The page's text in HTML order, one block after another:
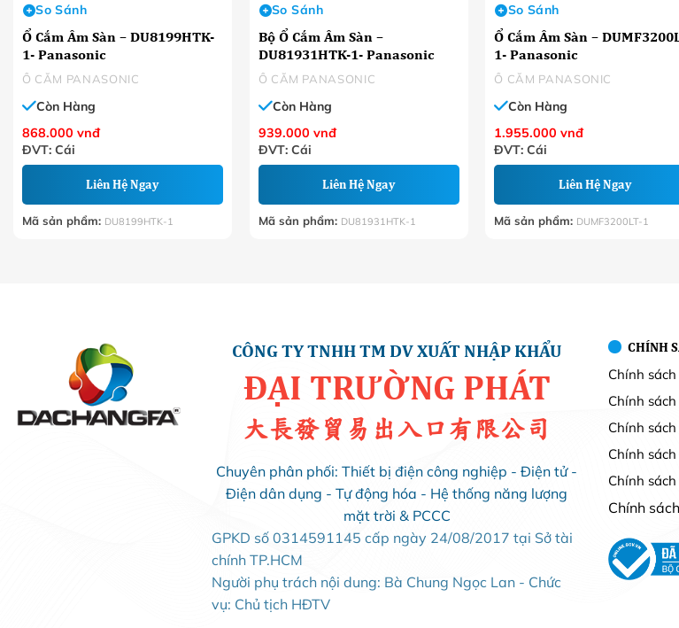
Ổ CẮM PANASONIC
Ổ Cắm Âm Sàn – DU8199HTK-
1- Panasonic
So Sánh
Còn Hàng
868.000 vnđ
ĐVT: Cái
Liên Hệ Ngay
Mã sản phẩm: DU8199HTK-1
Ổ CẮM PANASONIC
Bộ Ổ Cắm Âm Sàn –
DU81931HTK-1- Panasonic
So Sánh
Còn Hàng
939.000 vnđ
ĐVT: Cái
Liên Hệ Ngay
Mã sản phẩm: DU81931HTK-1
Ổ CẮM PANASONIC
Ổ Cắm Âm Sàn –
1- Panasonic
So Sánh
Còn Hàng
1.955.000vnđ
ĐVT: Cái
Liên Hệ Ngay
Mã sản phẩm: DUMF3200LT-1
CÔNG TY TNHH TM DV XUẤT NHẬP KHẨU
ĐẠI TRƯỜNG PHÁT
大長發貿易出入口有限公司
Chuyên phân phối: Thiết bị điện công nghiệp - Điện tử -
Điện dân dụng - Tự động hóa - Hệ thống năng lượng
mặt trời & PCCC
GPKD số 0314591145 cấp ngày 24/08/2017 tại Sở tài
chính TP.HCM
Người phụ trách nội dung: Bà Chung Ngọc Lan - Chức
vụ: Chủ tịch HĐTV
CHÍNH
Chính
Chính
Chính
Chính
Chính
Chính